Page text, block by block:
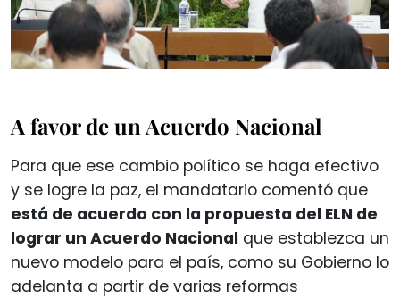
A favor de un Acuerdo Nacional
Para que ese cambio político se haga efectivo
y se logre la paz, el mandatario comentó que
está de acuerdo con la propuesta del ELN de
lograr un Acuerdo Nacional que establezca un
nuevo modelo para el país, como su Gobierno lo
adelanta a partir de varias reformas